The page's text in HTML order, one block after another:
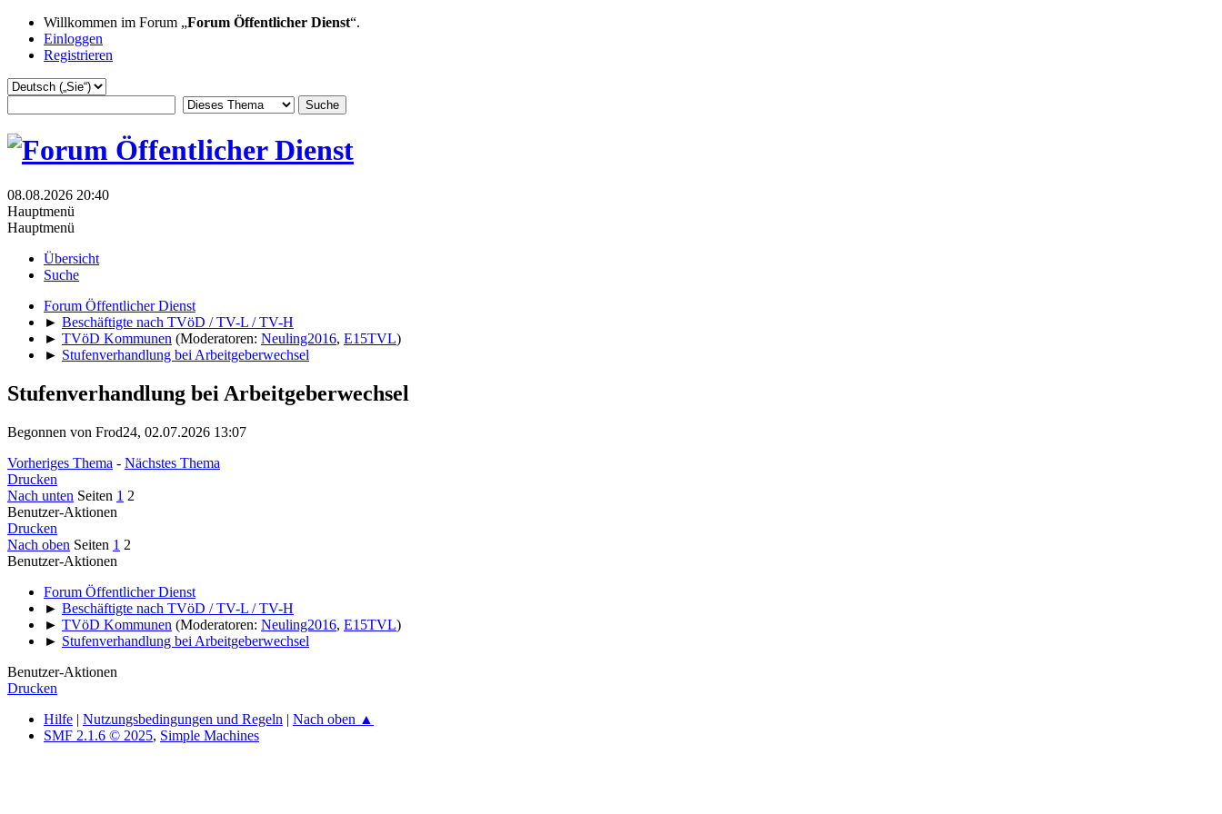
Willkommen im Forum „Forum Öffentlicher Dienst“.
Einloggen
Registrieren
08.08.2026 20:40
Hauptmenü
Hauptmenü
Übersicht
Suche
Forum Öffentlicher Dienst
► Beschäftigte nach TVöD / TV-L / TV-H
► TVöD Kommunen (Moderatoren: Neuling2016, E15TVL)
► Stufenverhandlung bei Arbeitgeberwechsel
Stufenverhandlung bei Arbeitgeberwechsel
Begonnen von Frod24, 02.07.2026 13:07
Vorheriges Thema - Nächstes Thema
Drucken
Nach unten Seiten 1 2
Benutzer-Aktionen
Drucken
Nach oben Seiten 1 2
Benutzer-Aktionen
Forum Öffentlicher Dienst
► Beschäftigte nach TVöD / TV-L / TV-H
► TVöD Kommunen (Moderatoren: Neuling2016, E15TVL)
► Stufenverhandlung bei Arbeitgeberwechsel
Benutzer-Aktionen
Drucken
Hilfe | Nutzungsbedingungen und Regeln | Nach oben ▲
SMF 2.1.6 © 2025, Simple Machines